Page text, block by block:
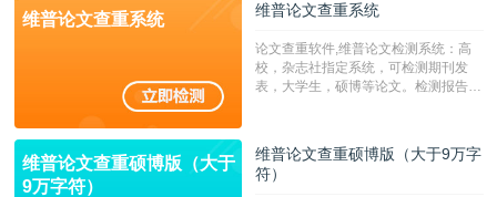
维普论文查重系统 维普论文查重系统
论文查重软件,维普论文检测系统：高
校，杂志社指定系统，可检测期刊发
表，大学生，硕博等论文。检测报告支
维普论文查重硕博版（大于
9万字符）
维普论文查重硕博版（大于9万字
符）